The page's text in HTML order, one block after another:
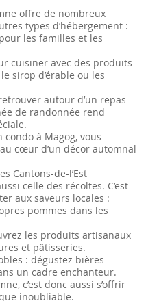
offre de nombreux
types d’hébergement :
les familles et les
cuisiner avec des produits
sirop d’érable ou les
autour d’un repas
de randonnée rend
à Magog, vous
cœur d’un décor automnal
Cantons-de-l’Est
celle des récoltes. C’est
aux saveurs locales :
pommes dans les
les produits artisanaux
et pâtisseries.
: dégustez bières
un cadre enchanteur.
c’est donc aussi s’offrir
inoubliable.